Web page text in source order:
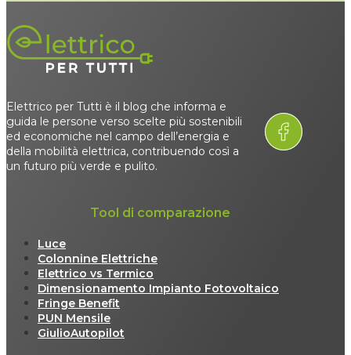
Elettrico per Tutti è il blog che informa e
guida le persone verso scelte più sostenibili
ed economiche nel campo dell’energia e
della mobilità elettrica, contribuendo così a
un futuro più verde e pulito.
Tool di comparazione
Luce
Colonnine Elettriche
Elettrico vs Termico
Dimensionamento Impianto Fotovoltaico
Fringe Benefit
PUN Mensile
GiulioAutopilot